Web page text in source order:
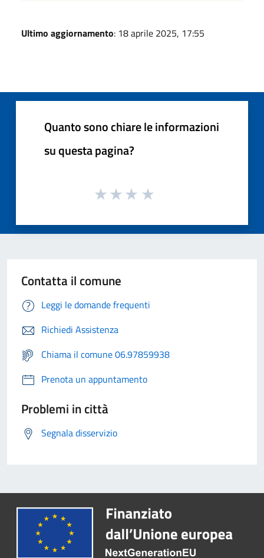
Ultimo aggiornamento: 18 aprile 2025, 17:55
Quanto sono chiare le informazioni
su questa pagina?
Contatta il comune
Leggi le domande frequenti
Richiedi Assistenza
Chiama il comune 06.97859938
Prenota un appuntamento
Problemi in città
Segnala disservizio